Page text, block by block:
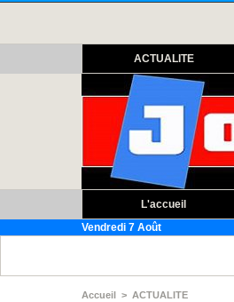
ACTUALITE
L'accueil
Vendredi 7 Août
Assemblée
Accueil > ACTUALITE